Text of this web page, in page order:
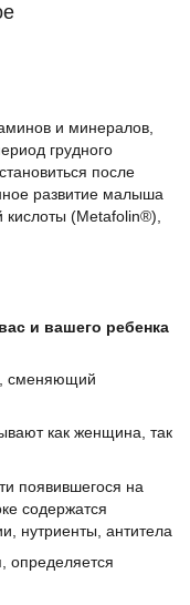
и минералов,
грудного
после
развитие малыша
(Metafolin®),
и вашего ребенка
сменяющий
как женщина, так
появившегося на
содержатся
нутриенты, антитела
определяется